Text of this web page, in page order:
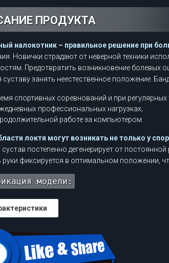
ПРОДУКТА
налокотник – правильное решение при
Новички страдают от неверной техники
Предотвратить возникновение
суставу занять неестественное положение.
спортивных соревнований и при регулярных
профессиональных нагрузках;
работе за компьютером.
локтя могут возникать не только у
сустав постепенно дегенерирует от
руки фиксируется в оптимальном положении,
модели: